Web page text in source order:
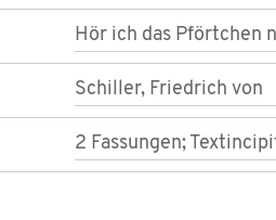
Hör ich das Pförtchen
Schiller, Friedrich von
2 Fassungen;